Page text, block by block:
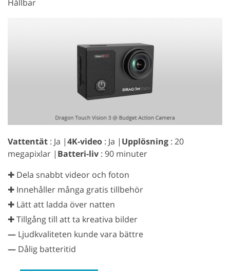
Hållbar
Vattentät : Ja |4K-video : Ja | Upplösning : 20
megapixlar | Batteri-liv : 90 minuter
✚ Dela snabbt videor och foton
✚ Innehåller många gratis tillbehör
✚ Lätt att ladda över natten
✚ Tillgång till att ta kreativa bilder
— Ljudkvaliteten kunde vara bättre
— Dålig batteritid